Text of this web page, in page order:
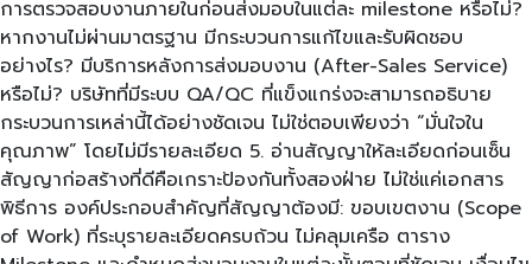
การตรวจสอบงานภายในก่อนส่งมอบในแต่ละ milestone หรือไม่?
หากงานไม่ผ่านมาตรฐาน มีกระบวนการแก้ไขและรับผิดชอบ
อย่างไร? มีบริการหลังการส่งมอบงาน (After-Sales Service)
หรือไม่? บริษัทที่มีระบบ QA/QC ที่แข็งแกร่งจะสามารถอธิบาย
กระบวนการเหล่านี้ได้อย่างชัดเจน ไม่ใช่ตอบเพียงว่า “มั่นใจใน
คุณภาพ” โดยไม่มีรายละเอียด 5. อ่านสัญญาให้ละเอียดก่อนเซ็น
สัญญาก่อสร้างที่ดีคือเกราะป้องกันทั้งสองฝ่าย ไม่ใช่แค่เอกสาร
พิธีการ องค์ประกอบสำคัญที่สัญญาต้องมี: ขอบเขตงาน (Scope
of Work) ที่ระบุรายละเอียดครบถ้วน ไม่คลุมเครือ ตาราง